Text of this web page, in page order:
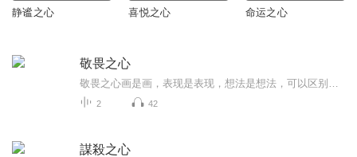
静谧之心 喜悦之心 命运之心
敬畏之心
2 42
謀殺之心